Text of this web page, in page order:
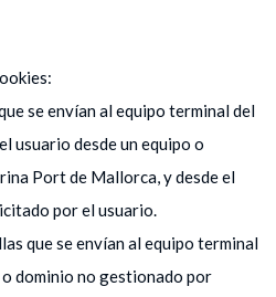
se envían al equipo terminal del
usuario desde un equipo o
Port de Mallorca, y desde el
por el usuario.
que se envían al equipo terminal
dominio no gestionado por